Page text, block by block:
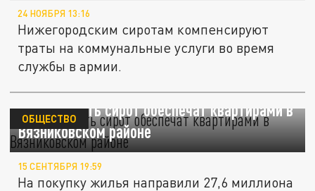
24 НОЯБРЯ 13:16
Нижегородским сиротам компенсируют
траты на коммунальные услуги во время
службы в армии.
Одиннадцать сирот обеспечат квартирами в
Вязниковском районе
ОБЩЕСТВО
15 СЕНТЯБРЯ 19:59
На покупку жилья направили 27,6 миллиона